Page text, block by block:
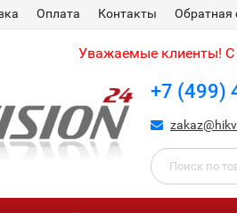
Оплата Контакты Обратная
Уважаемые клиенты! С
+7 (499)